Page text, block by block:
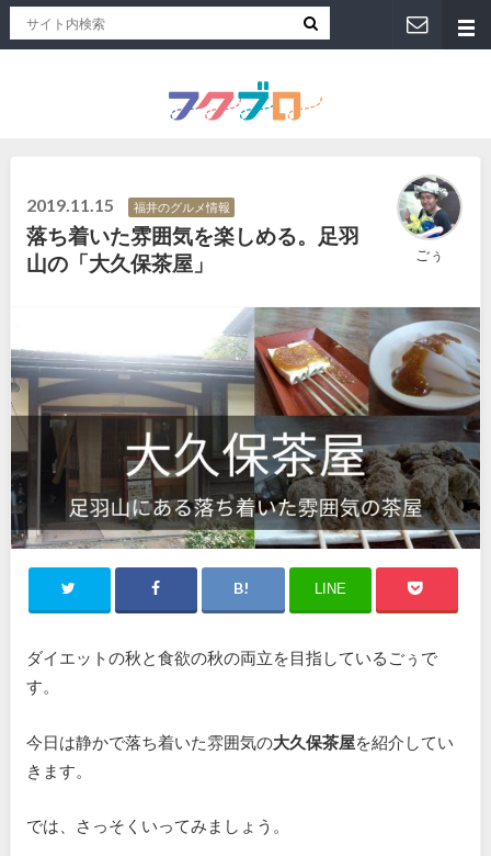
2019.11.15 福井のグルメ情報
落ち着いた雰囲気を楽しめる。足羽
山の「大久保茶屋」
ごぅ
LINE
ダイエットの秋と食欲の秋の両立を目指しているごぅで
す。
今日は静かで落ち着いた雰囲気の大久保茶屋を紹介してい
きます。
では、さっそくいってみましょう。